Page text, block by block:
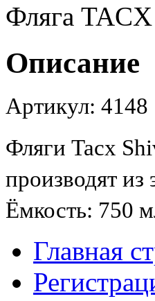
Фляга
Описание
Артикул: 4148
Фляги Tacx
производят из
Ёмкость: 750
Главная